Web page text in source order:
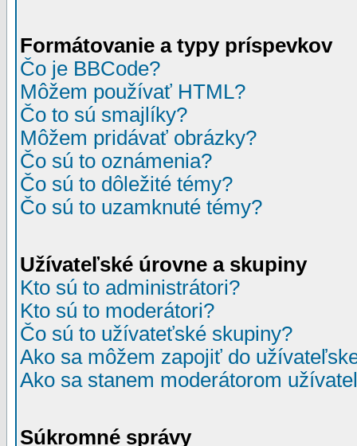
Formátovanie a typy príspevkov
Čo je BBCode?
Môžem používať HTML?
Čo to sú smajlíky?
Môžem pridávať obrázky?
Čo sú to oznámenia?
Čo sú to dôležité témy?
Čo sú to uzamknuté témy?
Užívateľské úrovne a skupiny
Kto sú to administrátori?
Kto sú to moderátori?
Čo sú to užívateťské skupiny?
Ako sa môžem zapojiť do
Ako sa stanem moderátorom
Súkromné správy